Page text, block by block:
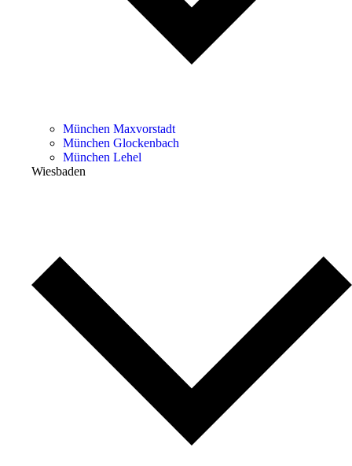
München Maxvorstadt
München Glockenbach
München Lehel
Wiesbaden